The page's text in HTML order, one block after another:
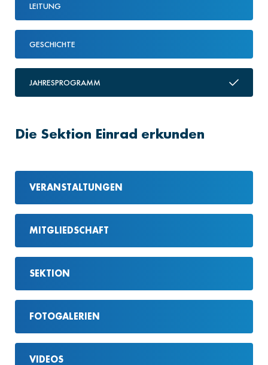
LEITUNG
GESCHICHTE
JAHRESPROGRAMM
Die Sektion Einrad erkunden
VERANSTALTUNGEN
MITGLIEDSCHAFT
SEKTION
FOTOGALERIEN
VIDEOS